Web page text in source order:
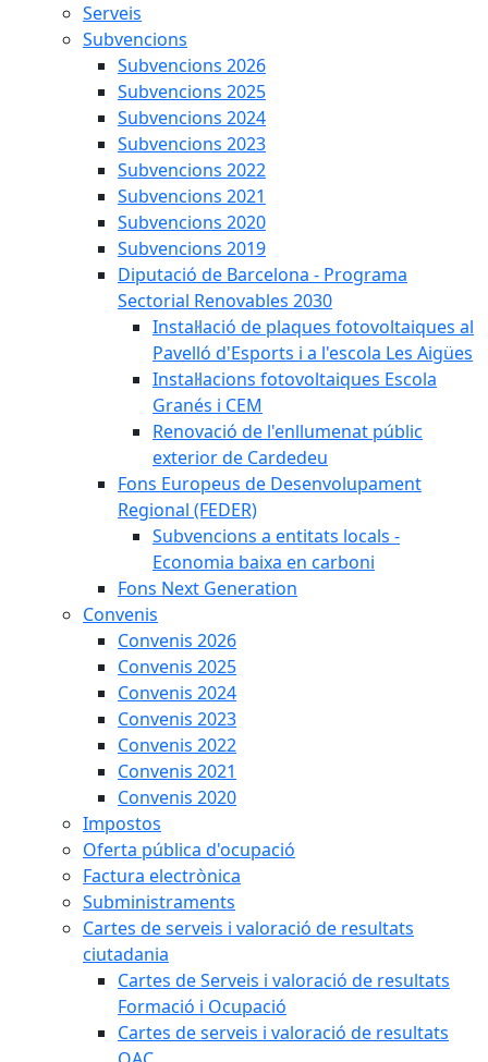
Serveis
Subvencions
Subvencions 2026
Subvencions 2025
Subvencions 2024
Subvencions 2023
Subvencions 2022
Subvencions 2021
Subvencions 2020
Subvencions 2019
Diputació de Barcelona - Programa
Sectorial Renovables 2030
Instal·lació de plaques fotovoltaiques al
Pavelló d'Esports i a l'escola Les Aigües
Instal·lacions fotovoltaiques Escola
Granés i CEM
Renovació de l'enllumenat públic
exterior de Cardedeu
Fons Europeus de Desenvolupament
Regional (FEDER)
Subvencions a entitats locals -
Economia baixa en carboni
Fons Next Generation
Convenis
Convenis 2026
Convenis 2025
Convenis 2024
Convenis 2023
Convenis 2022
Convenis 2021
Convenis 2020
Impostos
Oferta pública d'ocupació
Factura electrònica
Subministraments
Cartes de serveis i valoració de resultats
ciutadania
Cartes de Serveis i valoració de resultats
Formació i Ocupació
Cartes de serveis i valoració de resultats